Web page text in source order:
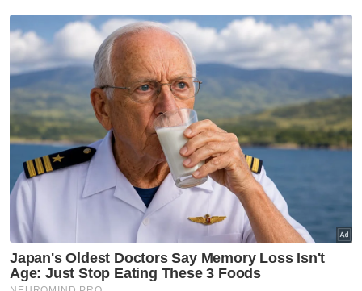
Covid 19
Jempol
Artikel Disyorkan
Melaka NS
Seorang wakil MIC bertaraf